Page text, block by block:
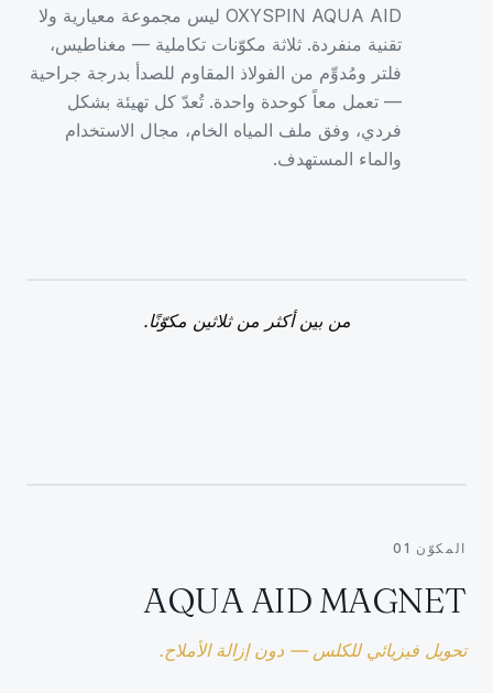
OXYSPIN AQUA AID ليس مجموعة معيارية ولا
تقنية منفردة. ثلاثة مكوّنات تكاملية — مغناطيس،
فلتر ومُدوِّم من الفولاذ المقاوم للصدأ بدرجة جراحية
— تعمل معاً كوحدة واحدة. تُعدّ كل تهيئة بشكل
فردي، وفق ملف المياه الخام، مجال الاستخدام
والماء المستهدف.
من بين أكثر من ثلاثين مكوّنًا.
المكوّن 01
AQUA AID MAGNET
تحويل فيزيائي للكلس — دون إزالة الأملاح.